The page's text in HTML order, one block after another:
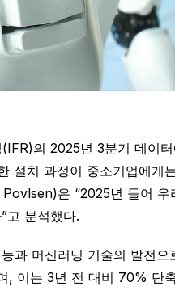
의 2025년 3분기 데이
치 과정이 중소기업에게
은 “2025년 들어
고 분석했다.
과 머신러닝 기술의 발전
이는 3년 전 대비 70% 단